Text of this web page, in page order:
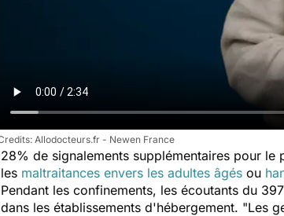
Allodocteurs.fr - Newen France
28% de signalements supplémentaires pour le
les maltraitances envers les adultes âgés ou
Pendant les confinements, les écoutants du
dans les établissements d'hébergement. "Les